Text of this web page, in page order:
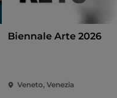
Biennale Arte 2026
Veneto, Venezia